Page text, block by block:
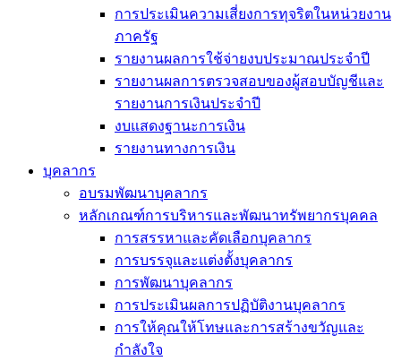
การประเมินความเสี่ยงการทุจริตในหน่วยงาน
ภาครัฐ
รายงานผลการใช้จ่ายงบประมาณประจำปี
รายงานผลการตรวจสอบของผู้สอบบัญชีและ
รายงานการเงินประจำปี
งบแสดงฐานะการเงิน
รายงานทางการเงิน
บุคลากร
อบรมพัฒนาบุคลากร
หลักเกณฑ์การบริหารและพัฒนาทรัพยากรบุคคล
การสรรหาและคัดเลือกบุคลากร
การบรรจุและแต่งตั้งบุคลากร
การพัฒนาบุคลากร
การประเมินผลการปฏิบัติงานบุคลากร
การให้คุณให้โทษและการสร้างขวัญและ
กำลังใจ